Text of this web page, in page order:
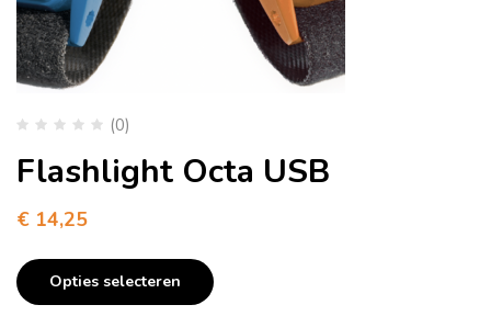
(0)
Flashlight Octa USB
€ 14,25
Opties selecteren